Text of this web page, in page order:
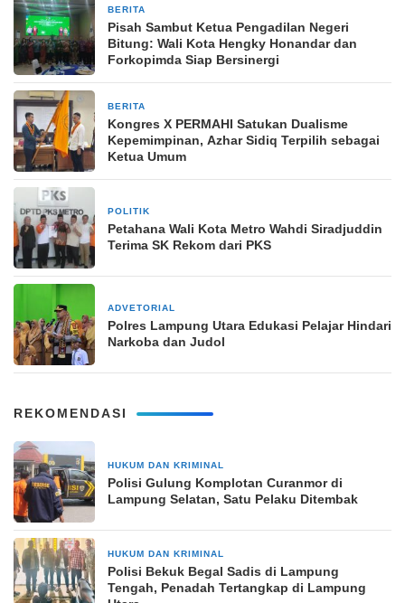
BERITA
Pisah Sambut Ketua Pengadilan Negeri
Bitung: Wali Kota Hengky Honandar dan
Forkopimda Siap Bersinergi
BERITA
Kongres X PERMAHI Satukan Dualisme
Kepemimpinan, Azhar Sidiq Terpilih sebagai
Ketua Umum
POLITIK
Petahana Wali Kota Metro Wahdi Siradjuddin
Terima SK Rekom dari PKS
ADVETORIAL
Polres Lampung Utara Edukasi Pelajar Hindari
Narkoba dan Judol
REKOMENDASI
HUKUM DAN KRIMINAL
Polisi Gulung Komplotan Curanmor di
Lampung Selatan, Satu Pelaku Ditembak
HUKUM DAN KRIMINAL
Polisi Bekuk Begal Sadis di Lampung
Tengah, Penadah Tertangkap di Lampung